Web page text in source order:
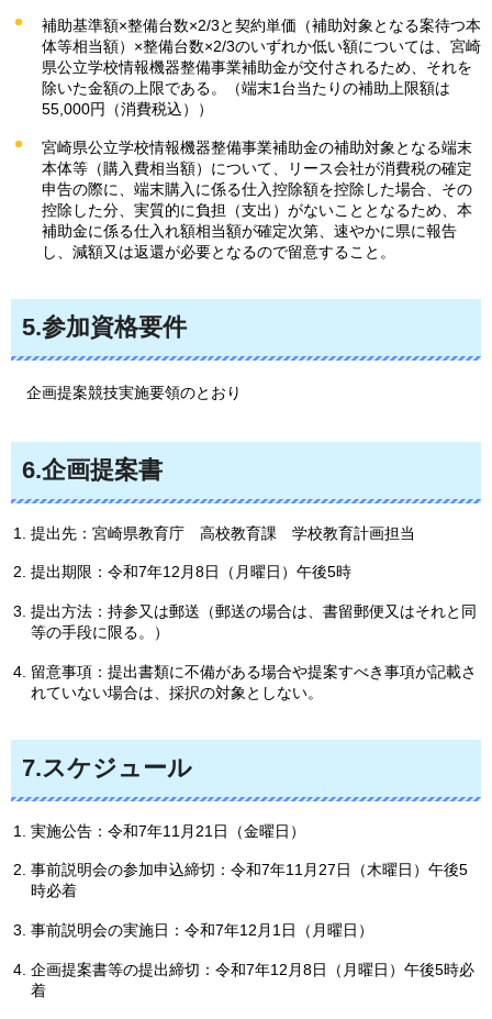
補助基準額×整備台数×2/3と契約単価（補助対象となる案待つ本
体等相当額）×整備台数×2/3のいずれか低い額については、宮崎
県公立学校情報機器整備事業補助金が交付されるため、それを
除いた金額の上限である。（端末1台当たりの補助上限額は
55,000円（消費税込））
宮崎県公立学校情報機器整備事業補助金の補助対象となる端末
本体等（購入費相当額）について、リース会社が消費税の確定
申告の際に、端末購入に係る仕入控除額を控除した場合、その
控除した分、実質的に負担（支出）がないこととなるため、本
補助金に係る仕入れ額相当額が確定次第、速やかに県に報告
し、減額又は返還が必要となるので留意すること。
5.参加資格要件
企画提案競技実施要領のとおり
6.企画提案書
提出先：宮崎県教育庁 高校教育課 学校教育計画担当
提出期限：令和7年12月8日（月曜日）午後5時
提出方法：持参又は郵送（郵送の場合は、書留郵便又はそれと同
等の手段に限る。）
留意事項：提出書類に不備がある場合や提案すべき事項が記載さ
れていない場合は、採択の対象としない。
7.スケジュール
実施公告：令和7年11月21日（金曜日）
事前説明会の参加申込締切：令和7年11月27日（木曜日）午後5
時必着
事前説明会の実施日：令和7年12月1日（月曜日）
企画提案書等の提出締切：令和7年12月8日（月曜日）午後5時必
着